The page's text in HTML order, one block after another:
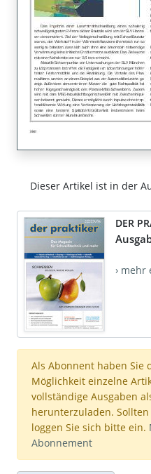
Dieser Artikel ist in der
DER
› mehr
Als Abonnent haben Sie
Möglichkeit einzelne
vollständige Ausgaben
herunterzuladen.
loggen Sie sich bitte ein.
Abonnement